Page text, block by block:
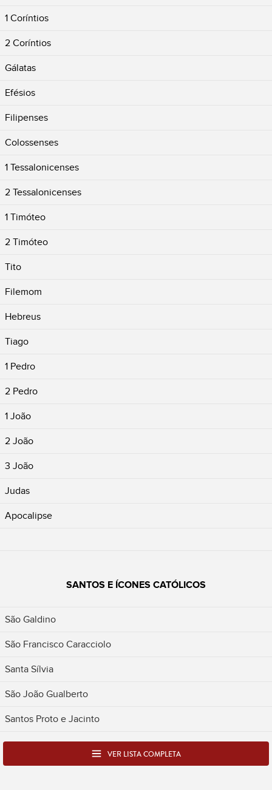
1 Coríntios
2 Coríntios
Gálatas
Efésios
Filipenses
Colossenses
1 Tessalonicenses
2 Tessalonicenses
1 Timóteo
2 Timóteo
Tito
Filemom
Hebreus
Tiago
1 Pedro
2 Pedro
1 João
2 João
3 João
Judas
Apocalipse
SANTOS E ÍCONES CATÓLICOS
São Galdino
São Francisco Caracciolo
Santa Sílvia
São João Gualberto
Santos Proto e Jacinto
VER LISTA COMPLETA